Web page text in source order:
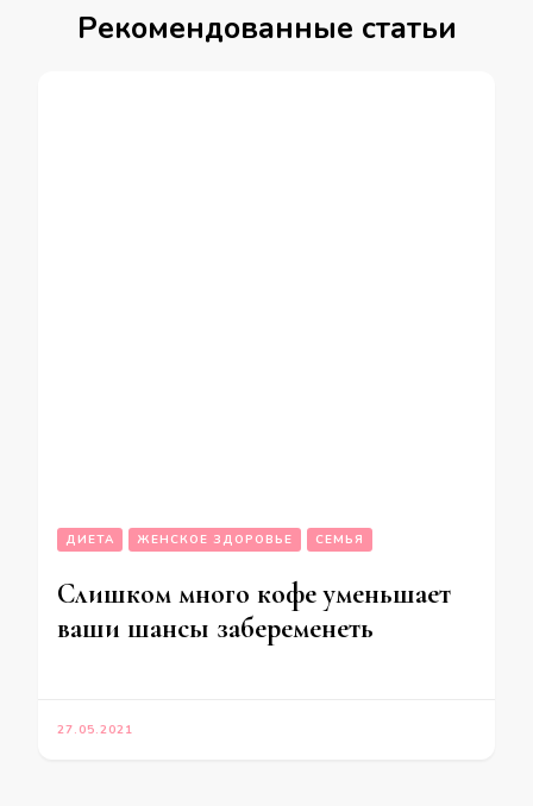
Рекомендованные статьи
ДИЕТА ЖЕНСКОЕ ЗДОРОВЬЕ СЕМЬЯ
Слишком много кофе уменьшает
ваши шансы забеременеть
27.05.2021